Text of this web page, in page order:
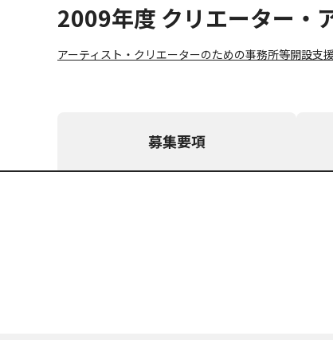
2009年度 クリエーター・
アーティスト・クリエーターのための事務所等開設支
募集要項